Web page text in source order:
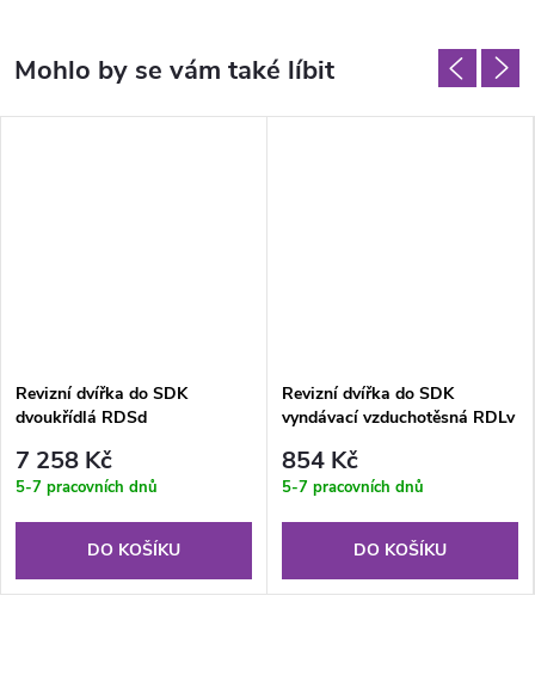
Revizní dvířka do SDK
dvoukřídlá RDSd
7 258 Kč
5-7 pracovních dnů
DO KOŠÍKU
Revizní dvířka do SDK
vyndávací vzduchotěsná RDLv
(V)
854 Kč
5-7 pracovních dnů
DO KOŠÍKU